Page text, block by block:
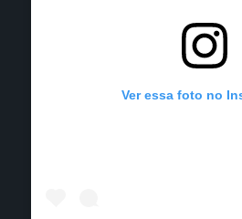
Ver essa foto no